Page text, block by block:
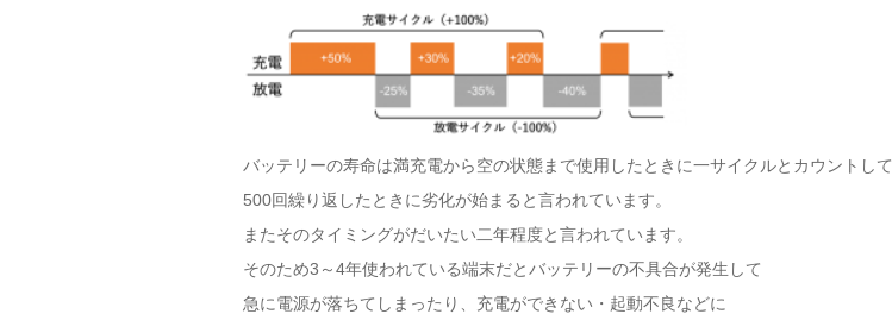
バッテリーの寿命は満充電から空の状態まで使用したときに一サイクルとカウントして
500回繰り返したときに劣化が始まると言われています。
またそのタイミングがだいたい二年程度と言われています。
そのため3～4年使われている端末だとバッテリーの不具合が発生して
急に電源が落ちてしまったり、充電ができない・起動不良などに